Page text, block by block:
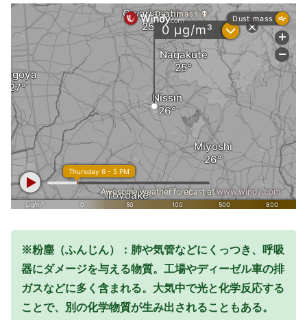
※粉塵（ふんじん）：肺や気管などにくっつき、呼吸
器にダメージを与える物質。工場やディーゼル車の排
ガスなどに多く含まれる。大気中で光と化学反応する
ことで、別の化学物質が生み出されることもある。